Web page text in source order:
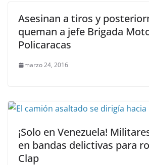
Asesinan a tiros y
queman a jefe Brigada
Policaracas
marzo 24, 2016
¡Solo en Venezuela!
en bandas delictivas para
Clap